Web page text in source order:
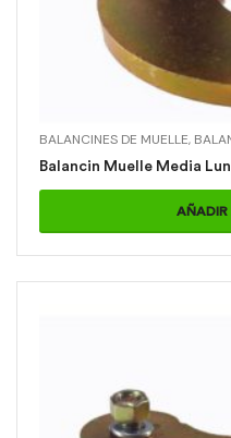
BALANCINES DE MUELLE,
Balancin Muelle Media
AÑADIR